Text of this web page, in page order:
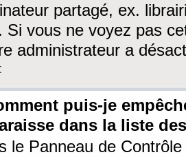
partagé, ex.
Si vous ne voyez pas
administrateur a
puis-je
dans la liste
le Panneau de